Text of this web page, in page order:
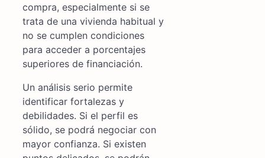
compra, especialmente si se
trata de una vivienda habitual y
no se cumplen condiciones
para acceder a porcentajes
superiores de financiación.
Un análisis serio permite
identificar fortalezas y
debilidades. Si el perfil es
sólido, se podrá negociar con
mayor confianza. Si existen